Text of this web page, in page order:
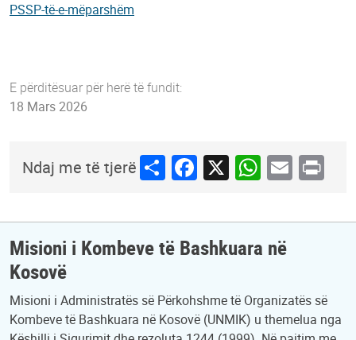
PSSP-të-e-mëparshëm
E përditësuar për herë të fundit:
18 Mars 2026
Ndaj me të tjerëShareFacebook
X WhatsApp
Email
Print
Misioni i Kombeve të Bashkuara në
Kosovë
Misioni i Administratës së Përkohshme të Organizatës së
Kombeve të Bashkuara në Kosovë (UNMIK) u themelua nga